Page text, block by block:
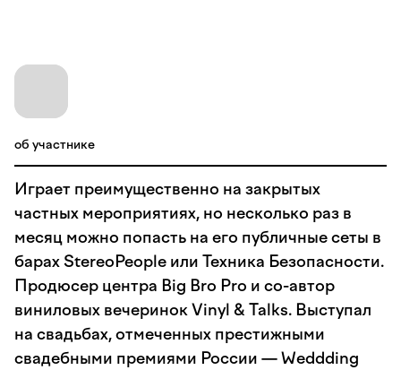
об участнике
Играет преимущественно на закрытых
частных мероприятиях, но несколько раз в
месяц можно попасть на его публичные сеты в
барах StereoPeople или Техника Безопасности.
Продюсер центра Big Bro Pro и со-автор
виниловых вечеринок Vinyl & Talks. Выступал
на свадьбах, отмеченных престижными
свадебными премиями России — Weddding